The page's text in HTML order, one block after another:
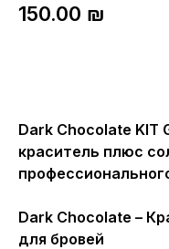
150.00 ₪
Dark Chocolate KIT
краситель плюс
Dark Chocolate –
для бровей